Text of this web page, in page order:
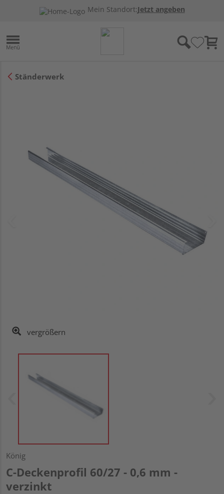
Mein Standort:Jetzt angeben
Ständerwerk
vergrößern
König
C-Deckenprofil 60/27 - 0,6 mm -
verzinkt